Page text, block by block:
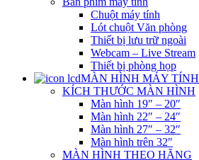
Chuột máy tính
Lót chuột Văn phòng
Thiết bị lưu trữ ngoài
Webcam – Live Stream
Thiết bị phòng họp
MÀN HÌNH MÁY TÍNH
KÍCH THƯỚC MÀN HÌNH
Màn hình 19″ – 20″
Màn hình 22″ – 24″
Màn hình 27″ – 32″
Màn hình trên 32″
MÀN HÌNH THEO HÃNG